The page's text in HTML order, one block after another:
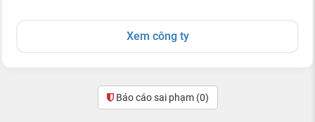
Xem công ty
Báo cáo sai phạm (0)